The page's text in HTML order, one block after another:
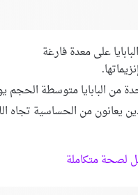
على معدة فارغة
من البابايا متوسطة الحجم
من الحساسية تجاه
لصحة متكاملة